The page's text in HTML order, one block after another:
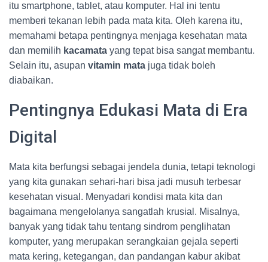
itu smartphone, tablet, atau komputer. Hal ini tentu
memberi tekanan lebih pada mata kita. Oleh karena itu,
memahami betapa pentingnya menjaga kesehatan mata
dan memilih kacamata yang tepat bisa sangat membantu.
Selain itu, asupan vitamin mata juga tidak boleh
diabaikan.
Pentingnya Edukasi Mata di Era
Digital
Mata kita berfungsi sebagai jendela dunia, tetapi teknologi
yang kita gunakan sehari-hari bisa jadi musuh terbesar
kesehatan visual. Menyadari kondisi mata kita dan
bagaimana mengelolanya sangatlah krusial. Misalnya,
banyak yang tidak tahu tentang sindrom penglihatan
komputer, yang merupakan serangkaian gejala seperti
mata kering, ketegangan, dan pandangan kabur akibat